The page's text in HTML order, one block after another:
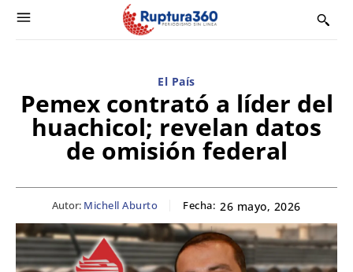
El País
Pemex contrató a líder del
huachicol; revelan datos
de omisión federal
Autor: Michell Aburto Fecha: 26 mayo, 2026